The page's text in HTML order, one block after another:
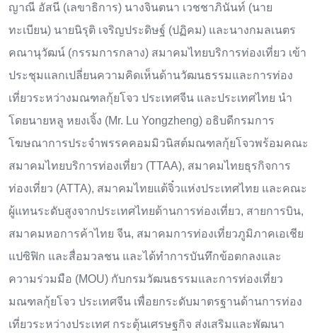
ญาณี อัสนี (เลขาธิการ) นางจินตนา เวชชาภินันท์ (นาย
ทะเบียน) นายนิรุติ เจริญประดิษฐ์ (ปฏิคม) และนางกมลเนตร
คณานุวัฒน์ (กรรมการกลาง) สมาคมไทยบริการท่องเที่ยว เข้า
ประชุมแลกเปลี่ยนความคิดเห็นด้านวัฒนธรรมและการท่อง
เที่ยวระหว่างมณฑลกุ้ยโจว ประเทศจีน และประเทศไทย นำ
โดยนายหลู หยงเจิ้ง (Mr. Lu Yongzheng) อธิบดีกรมการ
โฆษณาการประจำพรรคคอมมิวนิสต์มณฑลกุ้ยโจวพร้อมคณะ
สมาคมไทยบริการท่องเที่ยว (TTAA), สมาคมไทยธุรกิจการ
ท่องเที่ยว (ATTA), สมาคมไทยแต้จิ๋วแห่งประเทศไทย และคณะ
ผู้แทนระดับสูงจากประเทศไทยด้านการท่องเที่ยว, สายการบิน,
สมาคมหอการค้าไทย จีน, สมาคมการท่องเที่ยวภูมิภาคเอเชีย
แปซิฟิก และสื่อมวลชน และได้ทำการบันทึกข้อตกลงและ
ความร่วมมือ (MOU) กับกรมวัฒนธรรมและการท่องเที่ยว
มณฑลกุ้ยโจว ประเทศจีน เพื่อยกระดับมาตรฐานด้านการท่อง
เที่ยวระหว่างประเทศ กระตุ้นเศรษฐกิจ ส่งเสริมและพัฒนา